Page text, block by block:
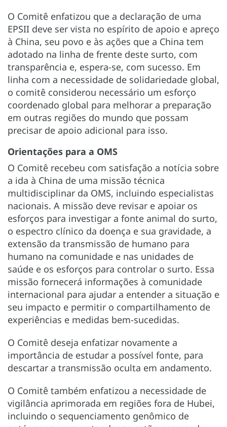
O Comitê enfatizou que a declaração de uma
EPSII deve ser vista no espírito de apoio e apreço
à China, seu povo e às ações que a China tem
adotado na linha de frente deste surto, com
transparência e, espera-se, com sucesso. Em
linha com a necessidade de solidariedade global,
o comitê considerou necessário um esforço
coordenado global para melhorar a preparação
em outras regiões do mundo que possam
precisar de apoio adicional para isso.
Orientações para a OMS
O Comitê recebeu com satisfação a notícia sobre
a ida à China de uma missão técnica
multidisciplinar da OMS, incluindo especialistas
nacionais. A missão deve revisar e apoiar os
esforços para investigar a fonte animal do surto,
o espectro clínico da doença e sua gravidade, a
extensão da transmissão de humano para
humano na comunidade e nas unidades de
saúde e os esforços para controlar o surto. Essa
missão fornecerá informações à comunidade
internacional para ajudar a entender a situação e
seu impacto e permitir o compartilhamento de
experiências e medidas bem-sucedidas.
O Comitê deseja enfatizar novamente a
importância de estudar a possível fonte, para
descartar a transmissão oculta em andamento.
O Comitê também enfatizou a necessidade de
vigilância aprimorada em regiões fora de Hubei,
incluindo o sequenciamento genômico de